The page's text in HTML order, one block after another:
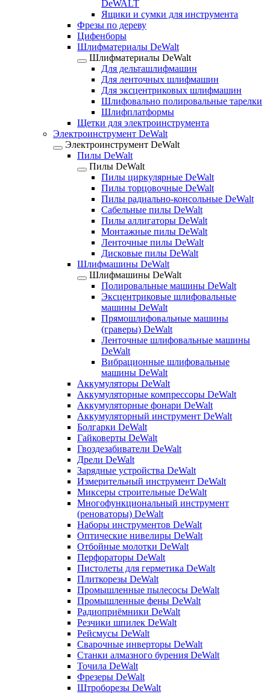
DeWALT
Ящики и сумки для инструмента
Фрезы по дереву
Цифенборы
Шлифматериалы DeWalt
Шлифматериалы DeWalt
Для дельташлифмашин
Для ленточных шлифмашин
Для эксцентриковых шлифмашин
Шлифовально полировальные тарелки
Шлифплатформы
Щетки для электроинструмента
Электроинструмент DeWalt
Электроинструмент DeWalt
Пилы DeWalt
Пилы DeWalt
Пилы циркулярные DeWalt
Пилы торцовочные DeWalt
Пилы радиально-консольные DeWalt
Сабельные пилы DeWalt
Пилы аллигаторы DeWalt
Монтажные пилы DeWalt
Ленточные пилы DeWalt
Дисковые пилы DeWalt
Шлифмашины DeWalt
Шлифмашины DeWalt
Полировальные машины DeWalt
Эксцентриковые шлифовальные
машины DeWalt
Прямошлифовальные машины
(граверы) DeWalt
Ленточные шлифовальные машины
DeWalt
Вибрационные шлифовальные
машины DeWalt
Аккумуляторы DeWalt
Аккумуляторные компрессоры DeWalt
Аккумуляторные фонари DeWalt
Аккумуляторный инструмент DeWalt
Болгарки DeWalt
Гайковерты DeWalt
Гвоздезабиватели DeWalt
Дрели DeWalt
Зарядные устройства DeWalt
Измерительный инструмент DeWalt
Миксеры строительные DeWalt
Многофункциональный инструмент
(реноваторы) DeWalt
Наборы инструментов DeWalt
Оптические нивелиры DeWalt
Отбойные молотки DeWalt
Перфораторы DeWalt
Пистолеты для герметика DeWalt
Плиткорезы DeWalt
Промышленные пылесосы DeWalt
Промышленные фены DeWalt
Радиоприёмники DeWalt
Резчики шпилек DeWalt
Рейсмусы DeWalt
Сварочные инверторы DeWalt
Станки алмазного бурения DeWalt
Точила DeWalt
Фрезеры DeWalt
Штроборезы DeWalt